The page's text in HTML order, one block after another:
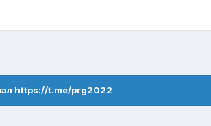
https://t.me/prg2022